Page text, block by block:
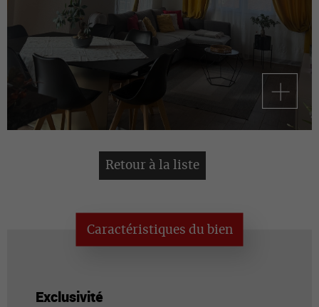
Retour à la liste
Caractéristiques du bien
Exclusivité